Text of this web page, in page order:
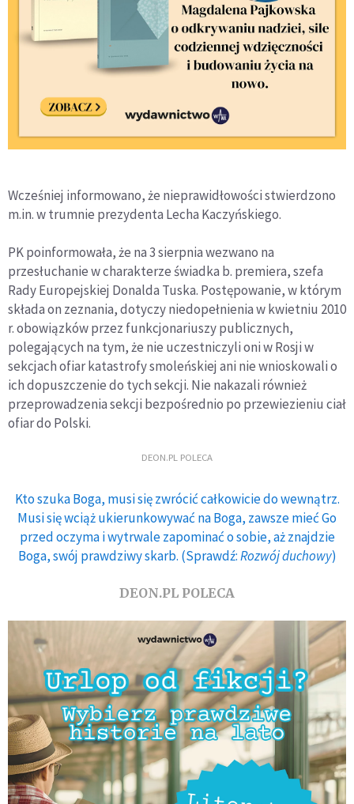
Wcześniej informowano, że nieprawidłowości stwierdzono
m.in. w trumnie prezydenta Lecha Kaczyńskiego.
PK poinformowała, że na 3 sierpnia wezwano na
przesłuchanie w charakterze świadka b. premiera, szefa
Rady Europejskiej Donalda Tuska. Postępowanie, w którym
składa on zeznania, dotyczy niedopełnienia w kwietniu 2010
r. obowiązków przez funkcjonariuszy publicznych,
polegających na tym, że nie uczestniczyli oni w Rosji w
sekcjach ofiar katastrofy smoleńskiej ani nie wnioskowali o
ich dopuszczenie do tych sekcji. Nie nakazali również
przeprowadzenia sekcji bezpośrednio po przewiezieniu ciał
ofiar do Polski.
DEON.PL POLECA
Kto szuka Boga, musi się zwrócić całkowicie do wewnątrz.
Musi się wciąż ukierunkowywać na Boga, zawsze mieć Go
przed oczyma i wytrwale zapominać o sobie, aż znajdzie
Boga, swój prawdziwy skarb. (Sprawdź:Rozwój duchowy)
DEON.PL POLECA